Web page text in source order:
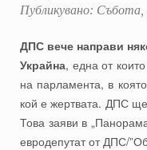
Публикувано: Събота,
ДПС вече направи
Украйна, една от
на парламента, в
кой е жертвата. ДПС
Това заяви в
евродепутат от ДПС/